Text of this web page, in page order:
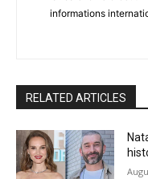
informations
RELATED ARTICLES